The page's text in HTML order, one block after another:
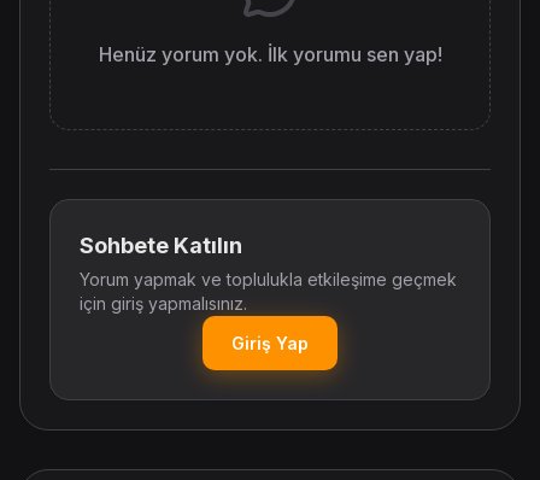
Henüz yorum yok. İlk yorumu sen yap!
Sohbete Katılın
Yorum yapmak ve toplulukla etkileşime geçmek
için giriş yapmalısınız.
Giriş Yap